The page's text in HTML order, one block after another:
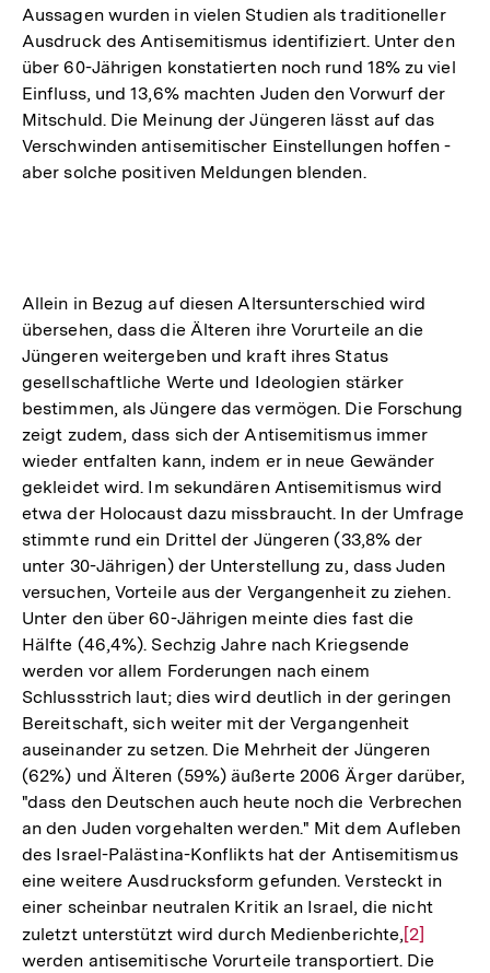
Aussagen wurden in vielen Studien als traditioneller
Ausdruck des Antisemitismus identifiziert. Unter den
über 60-Jährigen konstatierten noch rund 18% zu viel
Einfluss, und 13,6% machten Juden den Vorwurf der
Mitschuld. Die Meinung der Jüngeren lässt auf das
Verschwinden antisemitischer Einstellungen hoffen -
aber solche positiven Meldungen blenden.
Allein in Bezug auf diesen Altersunterschied wird
übersehen, dass die Älteren ihre Vorurteile an die
Jüngeren weitergeben und kraft ihres Status
gesellschaftliche Werte und Ideologien stärker
bestimmen, als Jüngere das vermögen. Die Forschung
zeigt zudem, dass sich der Antisemitismus immer
wieder entfalten kann, indem er in neue Gewänder
gekleidet wird. Im sekundären Antisemitismus wird
etwa der Holocaust dazu missbraucht. In der Umfrage
stimmte rund ein Drittel der Jüngeren (33,8% der
unter 30-Jährigen) der Unterstellung zu, dass Juden
versuchen, Vorteile aus der Vergangenheit zu ziehen.
Unter den über 60-Jährigen meinte dies fast die
Hälfte (46,4%). Sechzig Jahre nach Kriegsende
werden vor allem Forderungen nach einem
Schlussstrich laut; dies wird deutlich in der geringen
Bereitschaft, sich weiter mit der Vergangenheit
auseinander zu setzen. Die Mehrheit der Jüngeren
(62%) und Älteren (59%) äußerte 2006 Ärger darüber,
"dass den Deutschen auch heute noch die Verbrechen
an den Juden vorgehalten werden." Mit dem Aufleben
des Israel-Palästina-Konflikts hat der Antisemitismus
eine weitere Ausdrucksform gefunden. Versteckt in
einer scheinbar neutralen Kritik an Israel, die nicht
zuletzt unterstützt wird durch Medienberichte,Zur
Auflösung
[2]
werden antisemitische Vorurteile transportiert. Die